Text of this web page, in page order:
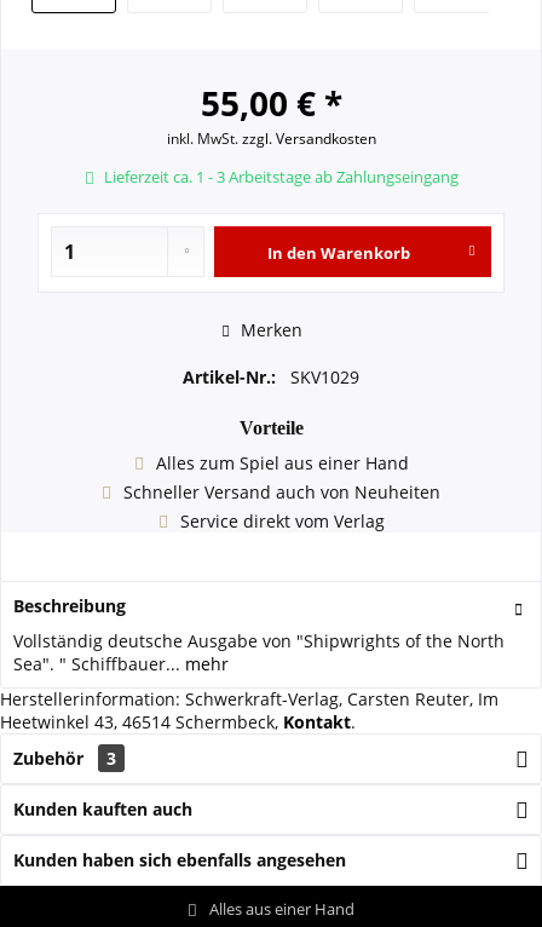
55,00 € *
inkl. MwSt.zzgl. Versandkosten
Lieferzeit ca. 1 - 3 Arbeitstage ab Zahlungseingang
In den Warenkorb
Merken
Artikel-Nr.: SKV1029
Vorteile
Alles zum Spiel aus einer Hand
Schneller Versand auch von Neuheiten
Service direkt vom Verlag
Beschreibung
Vollständig deutsche Ausgabe von "Shipwrights of the North
Sea". " Schiffbauer... mehr
Herstellerinformation: Schwerkraft-Verlag, Carsten Reuter, Im
Heetwinkel 43, 46514 Schermbeck, Kontakt.
Zubehör
3
Kunden kauften auch
Kunden haben sich ebenfalls angesehen
Alles aus einer Hand